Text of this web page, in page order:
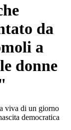
da
a
donne
viva di un giorno
democratica